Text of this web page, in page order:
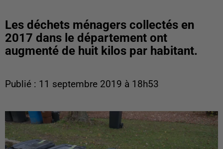
Les déchets ménagers collectés en
2017 dans le département ont
augmenté de huit kilos par habitant.
Publié : 11 septembre 2019 à 18h53